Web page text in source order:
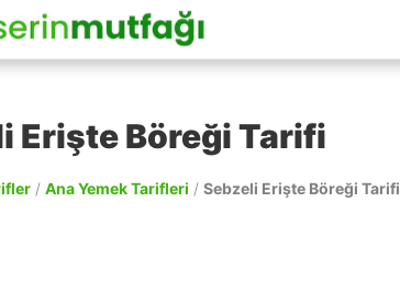
Erişte Böreği Tarifi
/ Ana Yemek Tarifleri / Sebzeli Erişte Böreği Tarifi